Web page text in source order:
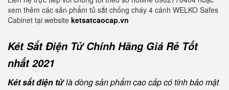
xem thêm các sản phẩm tủ sắt chống cháy 4 cánh WELKO Safes
Cabinet tại website ketsatcaocap.vn
Két Sắt Điện Tử Chính Hãng Giá Rẻ Tốt
nhất 2021
Két sắt điện tửlà dòng sản phẩm cao cấp có tính bảo mật